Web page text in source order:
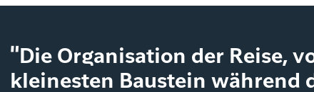
"Die Organisation der Reise,
kleinesten Baustein während